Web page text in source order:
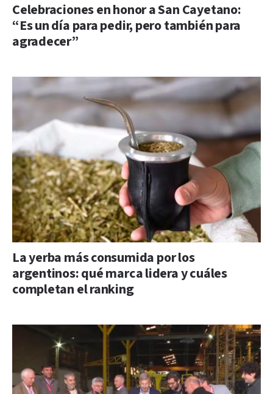
Celebraciones en honor a San Cayetano:
“Es un día para pedir, pero también para
agradecer”
La yerba más consumida por los
argentinos: qué marca lidera y cuáles
completan el ranking